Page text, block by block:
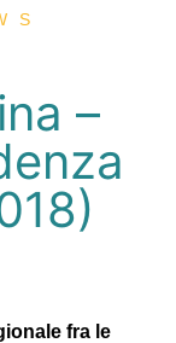
–
fra le